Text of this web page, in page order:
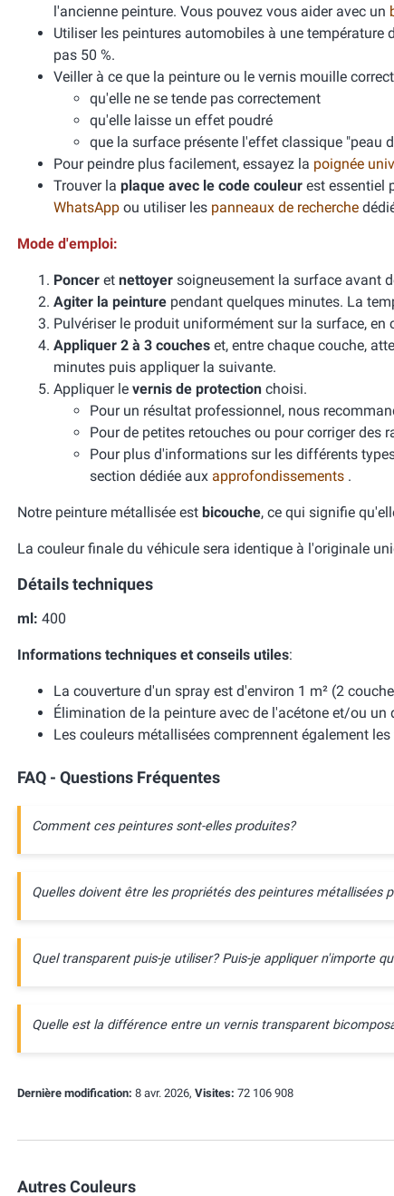
l'ancienne peinture. Vous pouvez vous aider avec un
Utiliser les peintures automobiles à une température
pas 50 %.
Veiller à ce que la peinture ou le vernis mouille
qu'elle ne se tende pas correctement
qu'elle laisse un effet poudré
que la surface présente l'effet classique "peau
Pour peindre plus facilement, essayez la poignée
Trouver la plaque avec le code couleur est essentiel
WhatsApp ou utiliser les panneaux de recherche
Mode d'emploi:
Poncer et nettoyer soigneusement la surface avant
Agiter la peinture pendant quelques minutes. La
Pulvériser le produit uniformément sur la surface, en
Appliquer 2 à 3 couches et, entre chaque couche,
minutes puis appliquer la suivante.
Appliquer le vernis de protection choisi.
Pour un résultat professionnel, nous
Pour de petites retouches ou pour corriger des
Pour plus d'informations sur les différents
section dédiée aux approfondissements .
Notre peinture métallisée est bicouche, ce qui signifie
La couleur finale du véhicule sera identique à l'originale
Détails techniques
ml: 400
Informations techniques et conseils utiles:
La couverture d'un spray est d'environ 1 m² (2
Élimination de la peinture avec de l'acétone et/ou un
Les couleurs métallisées comprennent également
FAQ - Questions Fréquentes
Comment ces peintures sont-elles produites?
Quelles doivent être les propriétés des peintures métallisées
Quel transparent puis-je utiliser? Puis-je appliquer n'importe
Quelle est la différence entre un vernis transparent
Dernière modification: 8 avr. 2026, Visites: 72 106 908
Autres Couleurs